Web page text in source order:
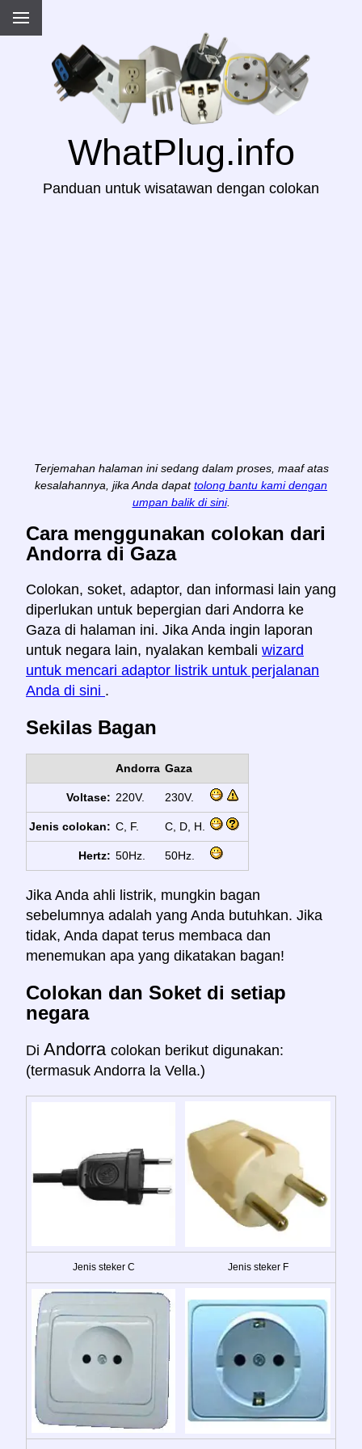
WhatPlug.info
Panduan untuk wisatawan dengan colokan
Terjemahan halaman ini sedang dalam proses, maaf atas
kesalahannya, jika Anda dapat tolong bantu kami dengan
umpan balik di sini.
Cara menggunakan colokan dari
Andorra di Gaza
Colokan, soket, adaptor, dan informasi lain yang
diperlukan untuk bepergian dari Andorra ke
Gaza di halaman ini. Jika Anda ingin laporan
untuk negara lain, nyalakan kembali wizard
untuk mencari adaptor listrik untuk perjalanan
Anda di sini .
Sekilas Bagan
Andorra Gaza
Voltase: 220V. 230V.
Jenis colokan: C, F. C, D, H.
Hertz: 50Hz. 50Hz.
Jika Anda ahli listrik, mungkin bagan
sebelumnya adalah yang Anda butuhkan. Jika
tidak, Anda dapat terus membaca dan
menemukan apa yang dikatakan bagan!
Colokan dan Soket di setiap
negara
Di Andorra colokan berikut digunakan:
(termasuk Andorra la Vella.)
Jenis steker C Jenis steker F